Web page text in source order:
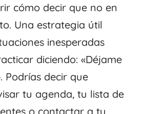
cómo decir que no en
Una estrategia útil
inesperadas
diciendo: «Déjame
Podrías decir que
tu agenda, tu lista de
o contactar a tu